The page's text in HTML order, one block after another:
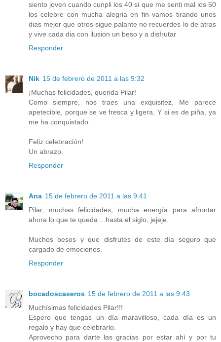
siento joven cuando cunpli los 40 si que me senti mal los 50
los celebre con mucha alegria en fin vamos tirando unos
dias mejor que otros sigue palante no recuerdes lo de atras
y vive cada dia con ilusion un beso y a disfrutar
Responder
Nik 15 de febrero de 2011 a las 9:32
¡Muchas felicidades, querida Pilar!
Como siempre, nos traes una exquisitez. Me parece
apetecible, porque se ve fresca y ligera. Y si es de piña, ya
me ha conquistado.
Feliz celebración!
Un abrazo.
Responder
Ana 15 de febrero de 2011 a las 9:41
Pilar, muchas felicidades, mucha energía para afrontar
ahora lo que te queda ...hasta el siglo, jejeje.
Muchos besos y que disfrutes de este día seguro que
cargado de emociones.
Responder
bocadoscaseros 15 de febrero de 2011 a las 9:43
Muchísimas felicidades Pilar!!!
Espero que tengas un día maravilloso, cada día es un
regalo y hay que celebrarlo.
Aprovecho para darte las gracias por estar ahí y por tu